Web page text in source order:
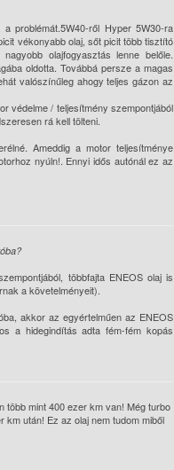
problémát.5W40-ről Hyper 5W30-ra
vékonyabb olaj, sőt picit több tisztító
olajfogyasztás lenne belőle.
oldotta. Továbbá persze a magas
valószínűleg ahogy teljes gázon az
védelme / teljesítmény szempontjából
rá kell tölteni.
Ameddig a motor teljesítménye
nyúln!. Ennyi idős autónál ez az
többfajta ENEOS olaj is
a követelményeit).
akkor az egyértelműen az ENEOS
a hidegindítás adta fém-fém kopás
több mint 400 ezer km van! Még turbo
után! Ez az olaj nem tudom miből